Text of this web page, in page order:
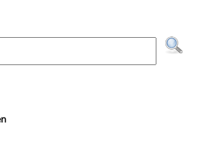
Medienart nach der Sie